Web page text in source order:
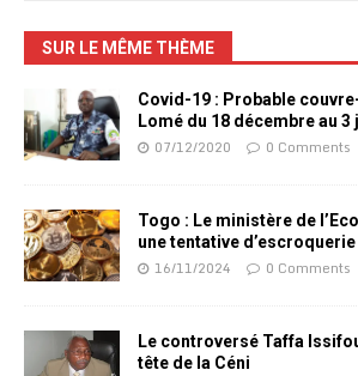
SUR LE MÊME THÈME
Covid-19 : Probable
Lomé du 18 décembre au 3
07/12/2020 0 Comments
Togo : Le ministère de
une tentative
16/11/2024 0 Comments
Le controversé Taffa
tête de la Céni